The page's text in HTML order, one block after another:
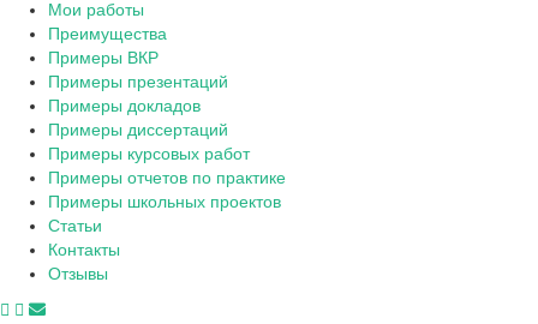
Мои работы
Преимущества
Примеры ВКР
Примеры презентаций
Примеры докладов
Примеры диссертаций
Примеры курсовых работ
Примеры отчетов по практике
Примеры школьных проектов
Статьи
Контакты
Отзывы